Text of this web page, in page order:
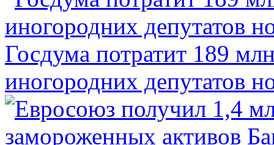
Госдума потратит 189
иногородних депутатов